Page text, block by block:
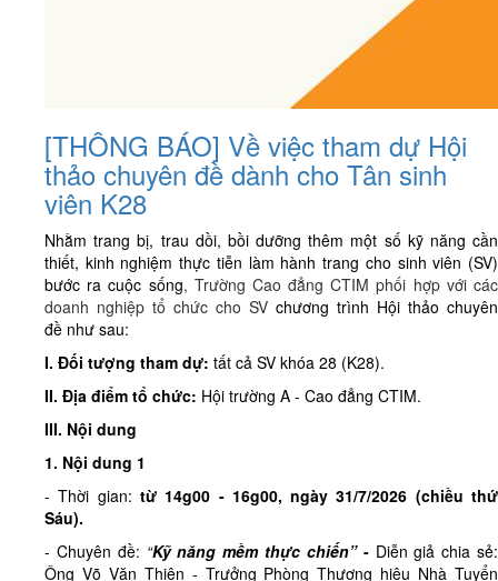
[THÔNG BÁO] Về việc tham dự Hội
thảo chuyên đề dành cho Tân sinh
viên K28
Nhằm trang bị, trau dồi, bồi dưỡng thêm một số kỹ năng cần
thiết, kinh nghiệm thực tiễn làm hành trang cho sinh viên (SV)
bước ra cuộc sống, Trường Cao đẳng CTIM phối hợp với các
doanh nghiệp tổ chức cho SV chương trình Hội thảo chuyên
đề như sau:
I. Đối tượng tham dự: tất cả SV khóa 28 (K28).
II. Địa điểm tổ chức: Hội trường A - Cao đẳng CTIM.
III. Nội dung
1. Nội dung 1
- Thời gian: từ 14g00 - 16g00, ngày 31/7/2026 (chiềuthứ
Sáu).
- Chuyên đề: “Kỹ năng mềm thực chiến” - Diễn giả chia sẻ:
Ông Võ Văn Thiện - Trưởng Phòng Thương hiệu Nhà Tuyển